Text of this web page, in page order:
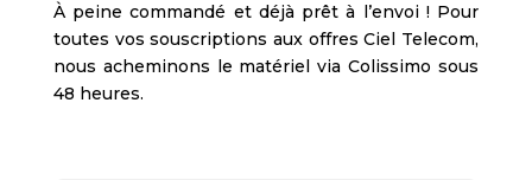
À peine commandé et déjà prêt à l’envoi ! Pour
toutes vos souscriptions aux offres Ciel Telecom,
nous acheminons le matériel via Colissimo sous
48 heures.